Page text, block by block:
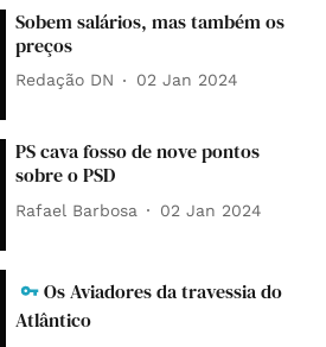
Sobem salários, mas também os
preços
Redação DN 02 Jan 2024
PS cava fosso de nove pontos
sobre o PSD
Rafael Barbosa 02 Jan 2024
Os Aviadores da travessia do
Atlântico